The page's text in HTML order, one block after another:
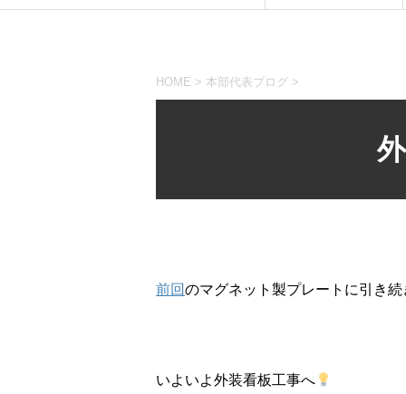
HOME > 本部代表ブログ >
前回のマグネット製プレートに引き
いよいよ外装看板工事へ